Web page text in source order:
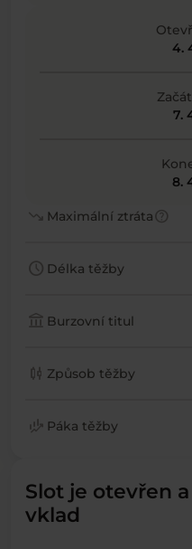
4.
7.
8.
trending_down Maximální ztrátahelp
schedule Délka těžby
account_balance Burzovní titul
candlestick_chart Způsob těžby
finance_mode Páka těžby
Slot je otevřen
vklad